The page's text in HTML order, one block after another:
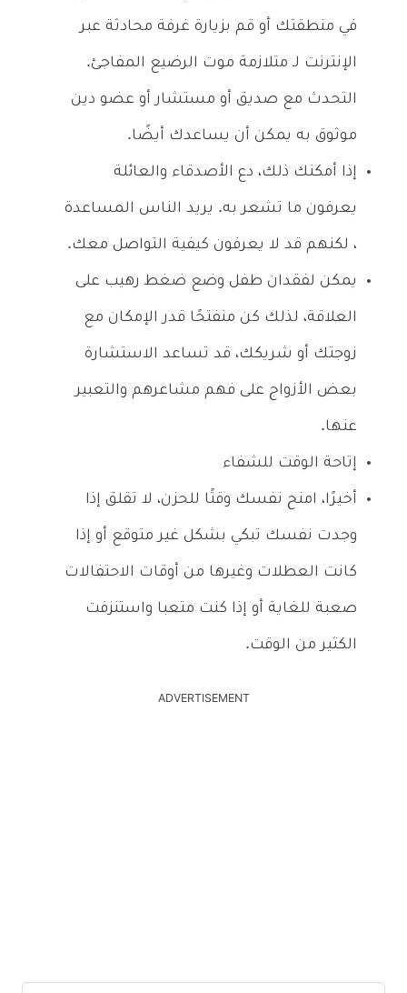
في منطقتك أو قم بزيارة غرفة محادثة عبر
الإنترنت لـ متلازمة موت الرضيع المفاجئ.
التحدث مع صديق أو مستشار أو عضو دين
موثوق به يمكن أن يساعدك أيضًا.
إذا أمكنك ذلك، دع الأصدقاء والعائلة
يعرفون ما تشعر به. يريد الناس المساعدة
، لكنهم قد لا يعرفون كيفية التواصل معك.
يمكن لفقدان طفل وضع ضغط رهيب على
العلاقة، لذلك كن منفتحًا قدر الإمكان مع
زوجتك أو شريكك، قد تساعد الاستشارة
بعض الأزواج على فهم مشاعرهم والتعبير
عنها.
إتاحة الوقت للشفاء
أخيرًا، امنح نفسك وقتًا للحزن، لا تقلق إذا
وجدت نفسك تبكي بشكل غير متوقع أو إذا
كانت العطلات وغيرها من أوقات الاحتفالات
صعبة للغاية أو إذا كنت متعبا واستنزفت
الكثير من الوقت.
ADVERTISEMENT